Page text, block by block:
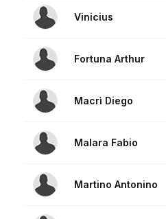
Vinicius
Fortuna Arthur
Macrì Diego
Malara Fabio
Martino Antonino